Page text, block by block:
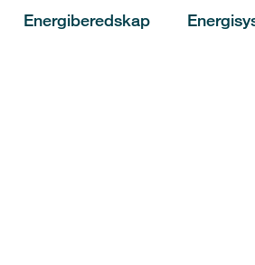
Energiberedskap